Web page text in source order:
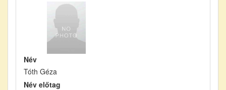
Név
Tóth Géza
Név előtag